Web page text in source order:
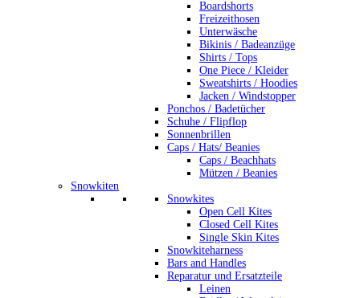
Boardshorts
Freizeithosen
Unterwäsche
Bikinis / Badeanzüge
Shirts / Tops
One Piece / Kleider
Sweatshirts / Hoodies
Jacken / Windstopper
Ponchos / Badetücher
Schuhe / Flipflop
Sonnenbrillen
Caps / Hats/ Beanies
Caps / Beachhats
Mützen / Beanies
Snowkiten
Snowkites
Open Cell Kites
Closed Cell Kites
Single Skin Kites
Snowkiteharness
Bars and Handles
Reparatur und Ersatzteile
Leinen